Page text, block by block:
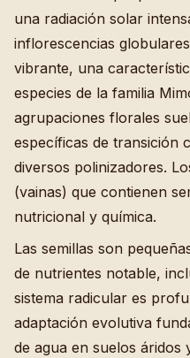
una radiación solar
inflorescencias
vibrante, una
especies de la familia
agrupaciones florales
específicas de transición
diversos polinizadores.
(vainas) que contienen
nutricional y química.
Las semillas son
de nutrientes notable,
sistema radicular es
adaptación evolutiva
de agua en suelos áridos